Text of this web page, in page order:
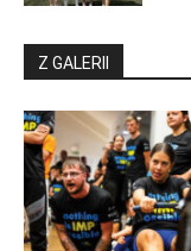
Z GALERII